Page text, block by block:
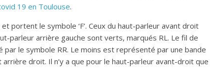
19 en Toulouse.
portent le symbole ‘F’. Ceux du haut-parleur avant droit
parleur arrière gauche sont verts, marqués RL. Le fil de
le symbole RR. Le moins est représenté par une bande
droit. Il n’y a que pour le haut-parleur avant-droit que